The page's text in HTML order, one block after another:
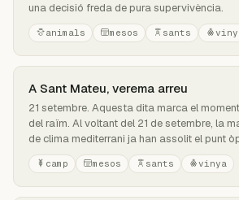
una decisió freda de pura supervivència.
animals mesos sants
A Sant Mateu, verema arreu
21 setembre. Aquesta dita marca el
del raïm. Al voltant del 21 de setembre, la
de clima mediterrani ja han assolit el punt
camp mesos sants vinya